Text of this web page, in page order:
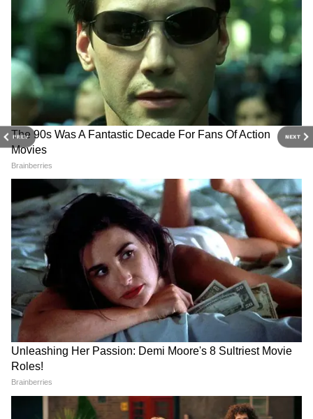
PREV NEXT
वाले दिनों में तापमान 39°C तक पहुंचने का अनुमान है,
जिससे हीटवेव जैसे हालात बनने की आशंका बढ़ रही है।
Related Articles
Weather Today: कई राज्यों में फिर भीषण गर्मी, रायपुर-